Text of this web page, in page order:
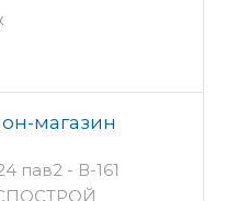
магазин
пав2 - В-161